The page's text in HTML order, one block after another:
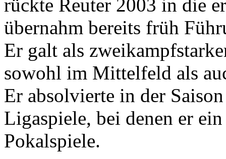
rückte Reuter 2003 in die
übernahm bereits früh
Er galt als
sowohl im Mittelfeld als
Er absolvierte in der
Ligaspiele, bei denen er
Pokalspiele.